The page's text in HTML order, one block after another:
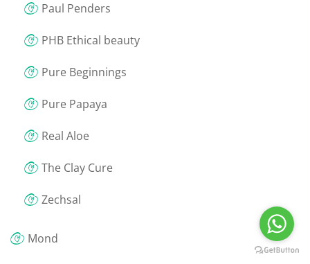
Paul Penders
PHB Ethical beauty
Pure Beginnings
Pure Papaya
Real Aloe
The Clay Cure
Zechsal
Mond